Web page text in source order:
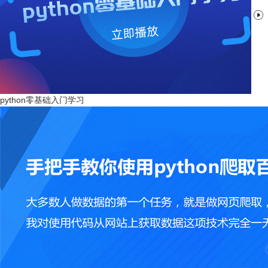

python零基础入门学习